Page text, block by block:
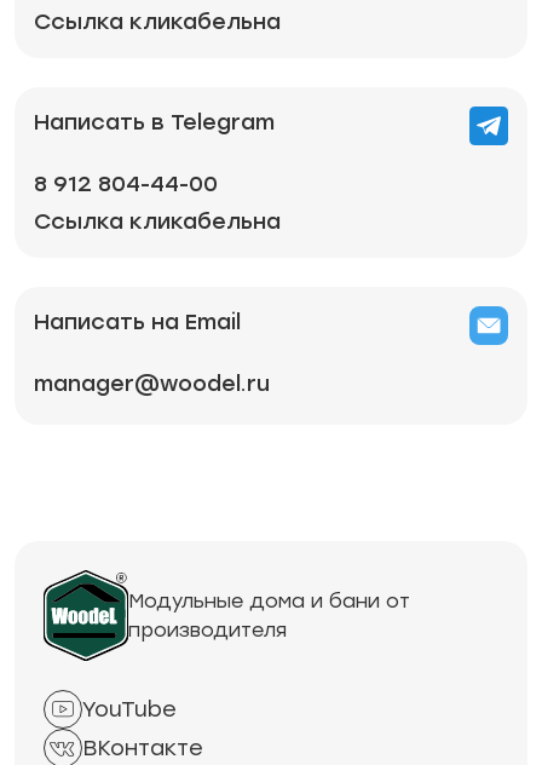
Ссылка кликабельна
Написать в Telegram
8 912 804-44-00
Ссылка кликабельна
Написать на Email
manager@woodel.ru
Модульные дома и бани от
производителя
YouTube
ВКонтакте